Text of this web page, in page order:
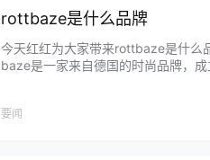
rottbaze是什么品牌
今天红红为大家带来rottbaze是什么
baze是一家来自德国的时尚品牌，成
要闻